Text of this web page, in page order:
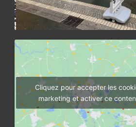
Cliquez pour accepter les
marketing et activer ce